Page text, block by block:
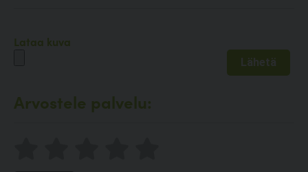
Lataa kuva
Arvostele palvelu: